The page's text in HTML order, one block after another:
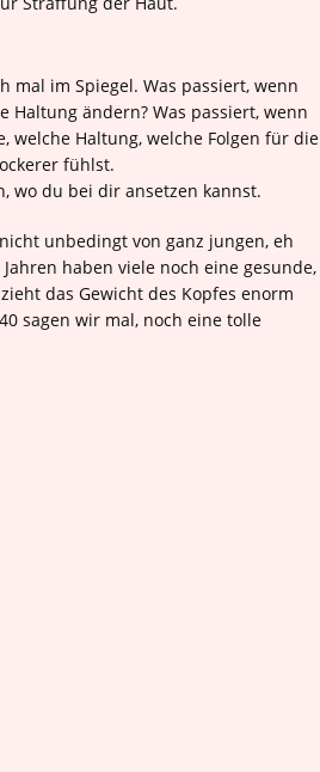
mal im Spiegel. Was passiert, wenn
ändern? Was passiert, wenn
welche Haltung, welche Folgen für die
fühlst.
wo du bei dir ansetzen kannst.
unbedingt von ganz jungen, eh
haben viele noch eine gesunde,
das Gewicht des Kopfes enorm
sagen wir mal, noch eine tolle